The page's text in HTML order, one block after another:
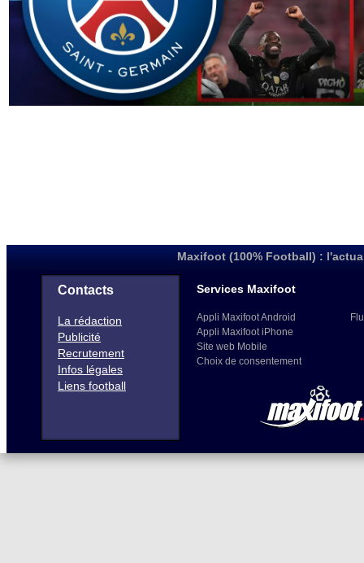
Maxifoot (100% Football) :
Contacts
La rédaction
Publicité
Recrutement
Infos légales
Liens football
Services Maxifoot
Appli Maxifoot Android
Appli Maxifoot iPhone
Site web Mobile
Choix de consentement